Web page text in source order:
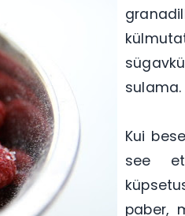
sulama.
Kui
see
paber,